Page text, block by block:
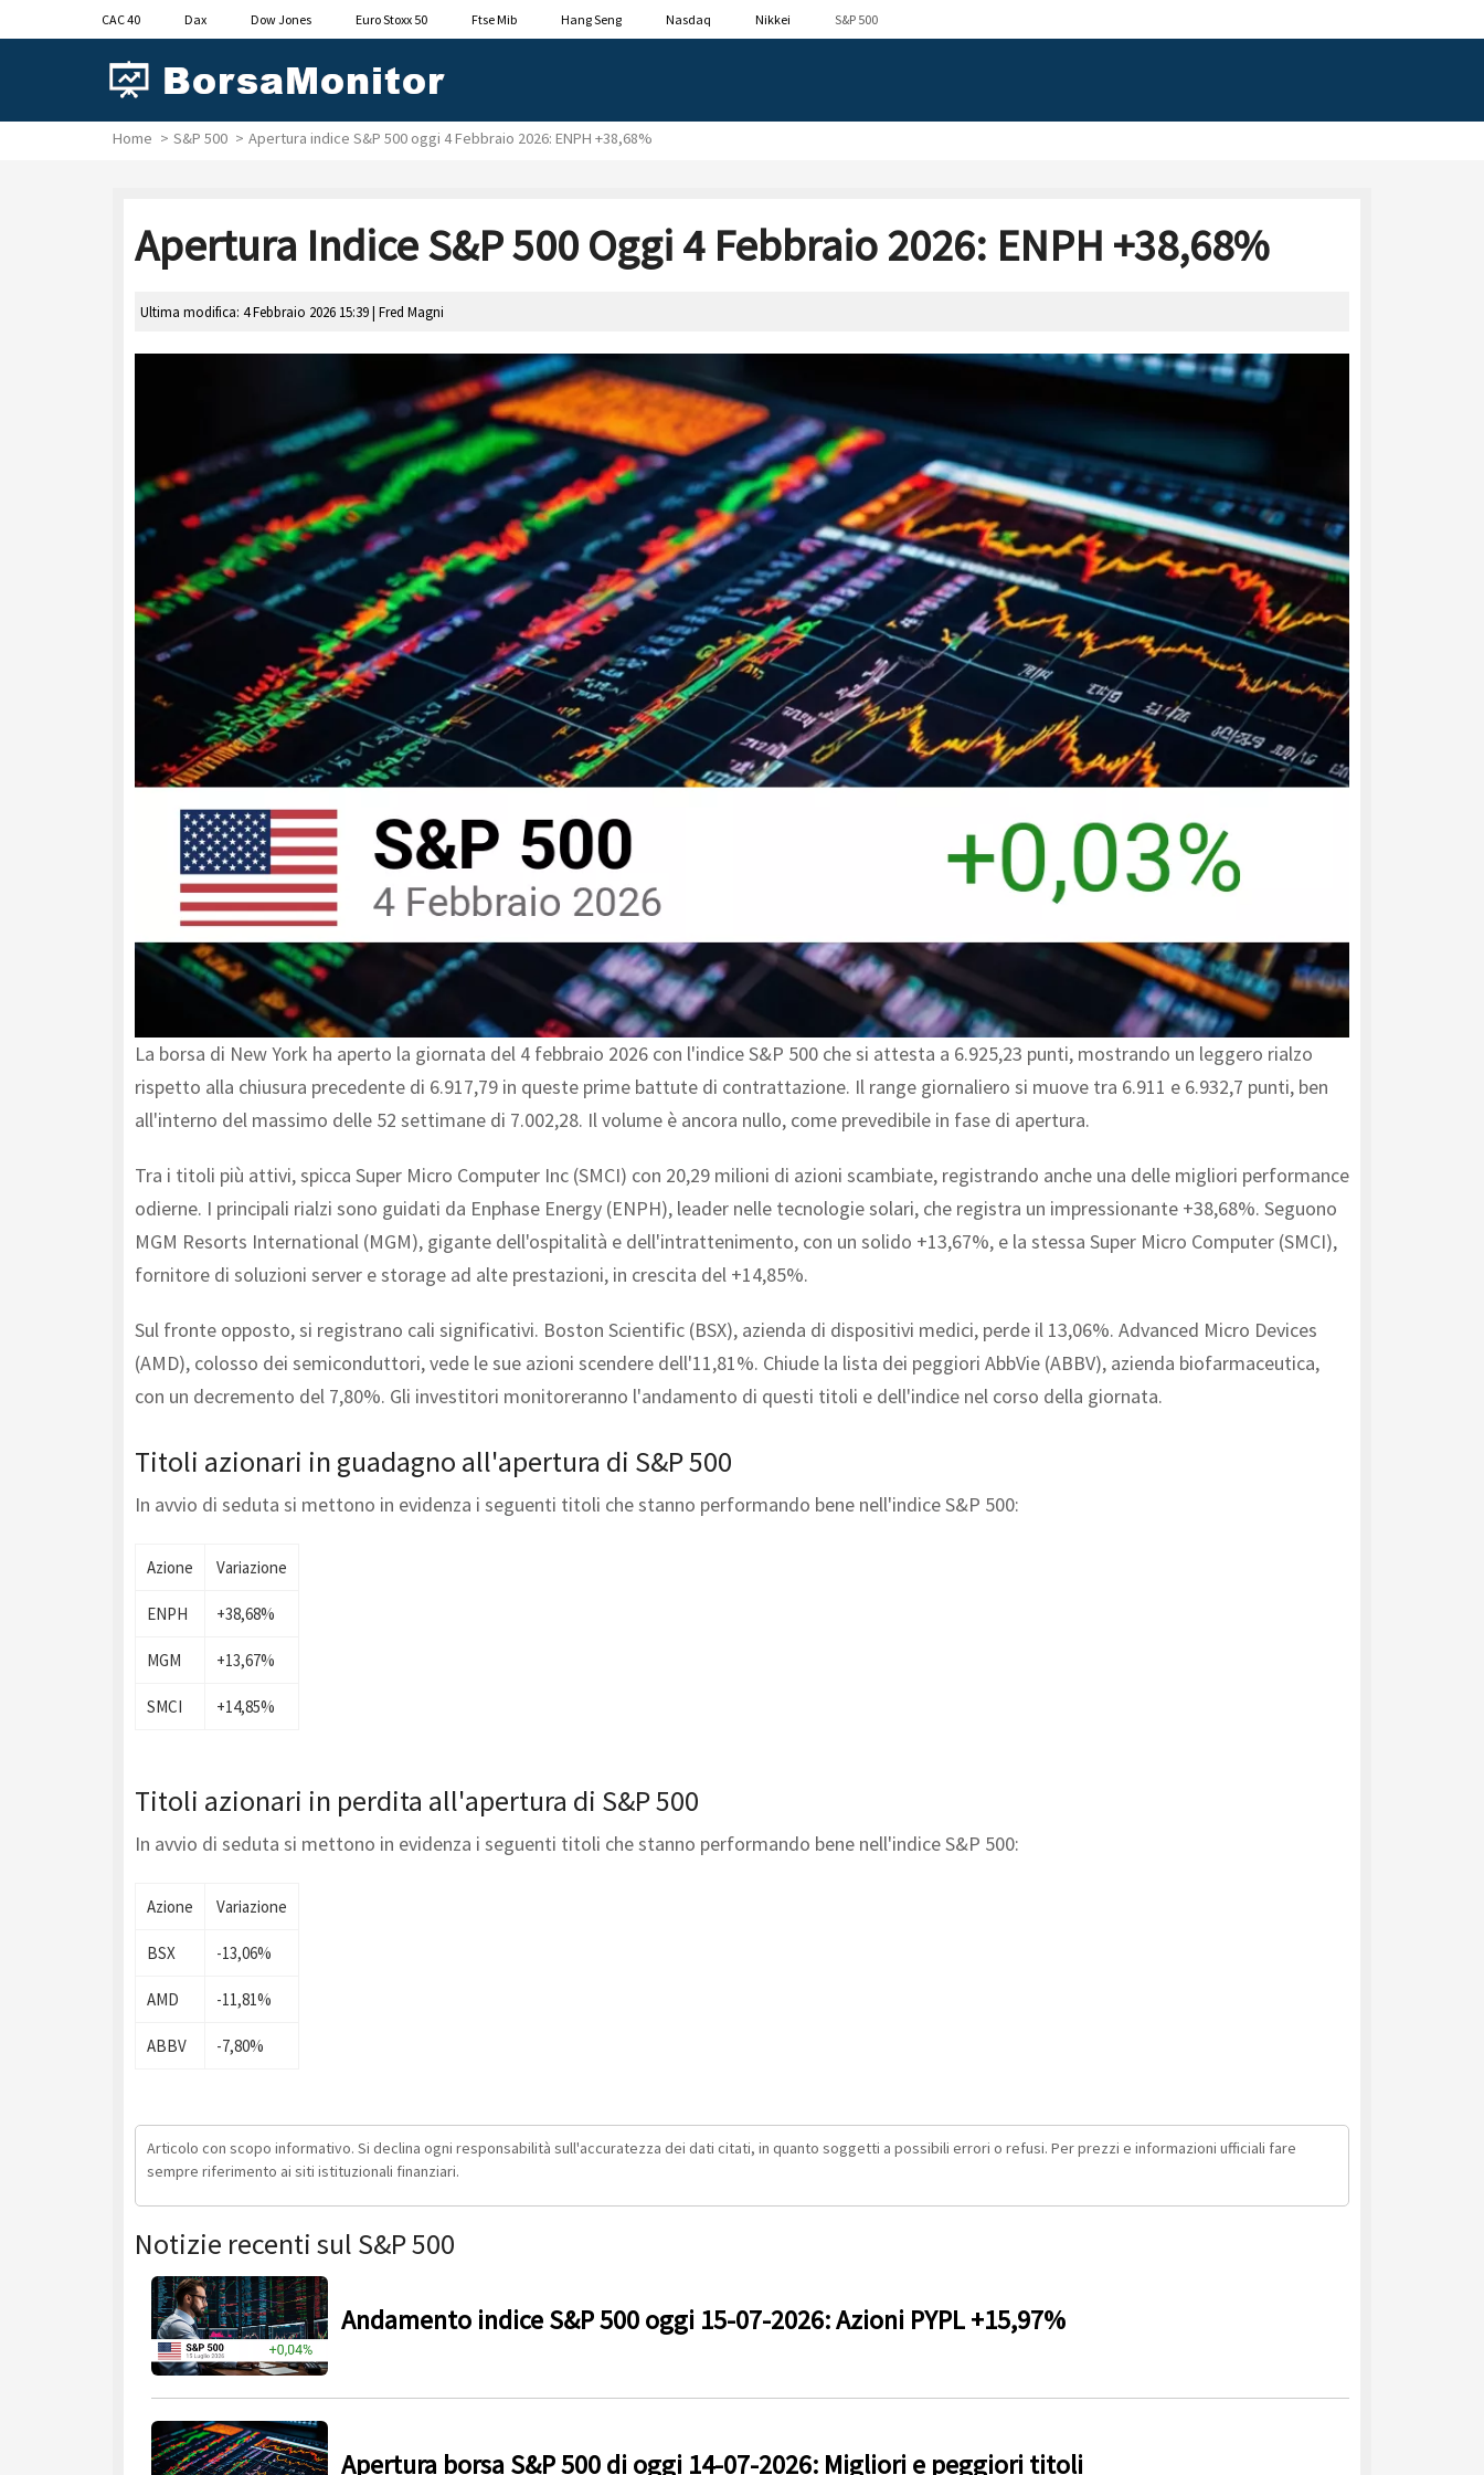
CAC 40 Dax Dow Jones Euro Stoxx 50 Ftse Mib Hang Seng Nasdaq Nikkei S&P 500
Home S&P 500 Apertura indice S&P 500 oggi 4 Febbraio 2026: ENPH +38,68%
Apertura Indice S&P 500 Oggi 4 Febbraio 2026: ENPH +38,68%
Ultima modifica: 4 Febbraio 2026 15:39 | Fred Magni
La borsa di New York ha aperto la giornata del 4 febbraio 2026 con l'indice S&P 500 che si attesta a 6.925,23 punti, mostrando un leggero rialzo
rispetto alla chiusura precedente di 6.917,79 in queste prime battute di contrattazione. Il range giornaliero si muove tra 6.911 e 6.932,7 punti, ben
all'interno del massimo delle 52 settimane di 7.002,28. Il volume è ancora nullo, come prevedibile in fase di apertura.
Tra i titoli più attivi, spicca Super Micro Computer Inc (SMCI) con 20,29 milioni di azioni scambiate, registrando anche una delle migliori performance
odierne. I principali rialzi sono guidati da Enphase Energy (ENPH), leader nelle tecnologie solari, che registra un impressionante +38,68%. Seguono
MGM Resorts International (MGM), gigante dell'ospitalità e dell'intrattenimento, con un solido +13,67%, e la stessa Super Micro Computer (SMCI),
fornitore di soluzioni server e storage ad alte prestazioni, in crescita del +14,85%.
Sul fronte opposto, si registrano cali significativi. Boston Scientific (BSX), azienda di dispositivi medici, perde il 13,06%. Advanced Micro Devices
(AMD), colosso dei semiconduttori, vede le sue azioni scendere dell'11,81%. Chiude la lista dei peggiori AbbVie (ABBV), azienda biofarmaceutica,
con un decremento del 7,80%. Gli investitori monitoreranno l'andamento di questi titoli e dell'indice nel corso della giornata.
Titoli azionari in guadagno all'apertura di S&P 500
In avvio di seduta si mettono in evidenza i seguenti titoli che stanno performando bene nell'indice S&P 500:
Azione Variazione
ENPH +38,68%
MGM +13,67%
SMCI +14,85%
Titoli azionari in perdita all'apertura di S&P 500
In avvio di seduta si mettono in evidenza i seguenti titoli che stanno performando bene nell'indice S&P 500:
Azione Variazione
BSX -13,06%
AMD -11,81%
ABBV -7,80%
Articolo con scopo informativo. Si declina ogni responsabilità sull'accuratezza dei dati citati, in quanto soggetti a possibili errori o refusi. Per prezzi e informazioni ufficiali fare
sempre riferimento ai siti istituzionali finanziari.
Notizie recenti sul S&P 500
Andamento indice S&P 500 oggi 15-07-2026: Azioni PYPL +15,97%
Apertura borsa S&P 500 di oggi 14-07-2026: Migliori e peggiori titoli